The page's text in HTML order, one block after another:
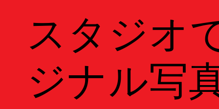
スタジオ
ジナル写
Exhibitions
展示情報
Ticket チケット
Welcome to Kyoto